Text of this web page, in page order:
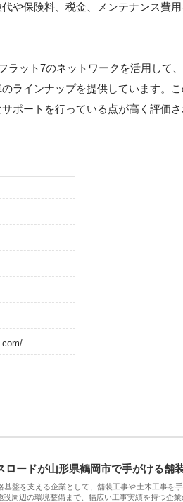
や保険料、税金、メンテナンス費
ラット7のネットワークを活用して
ラインナップを提供しています。
ポートを行っている点が高く評価さ
ロードが山形県鶴岡市で手がける舗
基盤を支える企業として、舗装工事や土木工事を
設周辺の環境整備まで、幅広い工事実績を持つ企